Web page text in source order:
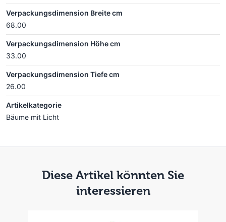
Verpackungsdimension Breite cm
68.00
Verpackungsdimension Höhe cm
33.00
Verpackungsdimension Tiefe cm
26.00
Artikelkategorie
Bäume mit Licht
Diese Artikel könnten Sie
interessieren